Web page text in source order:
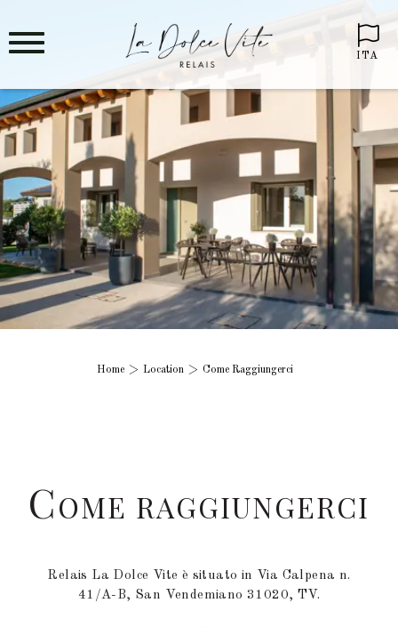
ITA
Home Location Come Raggiungerci
COME RAGGIUNGERCI
Relais La Dolce Vite è situato in Via Calpena n.
41/A-B, San Vendemiano 31020, TV.